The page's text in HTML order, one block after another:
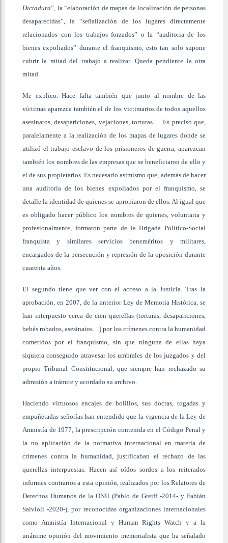
Dictadura”, la “elaboración de mapas de localización de personas
desaparecidas”, la “señalización de los lugares directamente
relacionados con los trabajos forzados” o la “auditoria de los
bienes expoliados” durante el franquismo, esto tan solo supone
cubrir la mitad del trabajo a realizar. Queda pendiente la otra
mitad.
Me explico. Hace falta también que junto al nombre de las
víctimas aparezca también el de los victimarios de todos aquellos
asesinatos, desapariciones, vejaciones, torturas…. Es preciso que,
paralelamente a la realización de los mapas de lugares donde se
utilizó el trabajo esclavo de los prisioneros de guerra, aparezcan
también los nombres de las empresas que se beneficiaron de ello y
el de sus propietarios. Es necesario asimismo que, además de hacer
una auditoría de los bienes expoliados por el franquismo, se
detalle la identidad de quienes se apropiaron de ellos. Al igual que
es obligado hacer público los nombres de quienes, voluntaria y
profesionalmente, formaron parte de la Brigada Político-Social
franquista y similares servicios beneméritos y militares,
encargados de la persecución y represión de la oposición durante
cuarenta años.
El segundo tiene que ver con el acceso a la Justicia. Tras la
aprobación, en 2007, de la anterior Ley de Memoria Histórica, se
han interpuesto cerca de cien querellas (torturas, desapariciones,
bebés robados, asesinatos…) por los crímenes contra la humanidad
cometidos por el franquismo, sin que ninguna de ellas haya
siquiera conseguido atravesar los umbrales de los juzgados y del
propio Tribunal Constitucional, que siempre han rechazado su
admisión a trámite y acordado su archivo.
Haciendo virtuosos encajes de bolillos, sus doctas, togadas y
empuñetadas señorías han entendido que la vigencia de la Ley de
Amnistía de 1977, la prescripción contenida en el Código Penal y
la no aplicación de la normativa internacional en materia de
crímenes contra la humanidad, justificaban el rechazo de las
querellas interpuestas. Hacen así oídos sordos a los reiterados
informes contrarios a esta opinión, realizados por los Relatores de
Derechos Humanos de la ONU (Pablo de Greiff -2014- y Fabián
Salvioli -2020-), por reconocidas organizaciones internacionales
como Amnistía Internacional y Human Rights Watch y a la
unánime opinión del movimiento memorialista que ha señalado